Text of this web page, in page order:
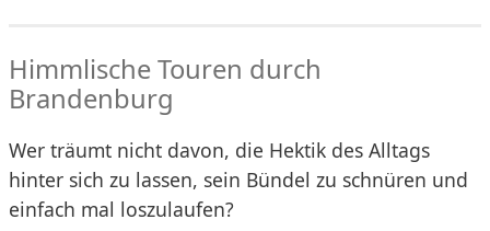
Himmlische Touren durch
Brandenburg
Wer träumt nicht davon, die Hektik des Alltags
hinter sich zu lassen, sein Bündel zu schnüren und
einfach mal loszulaufen?